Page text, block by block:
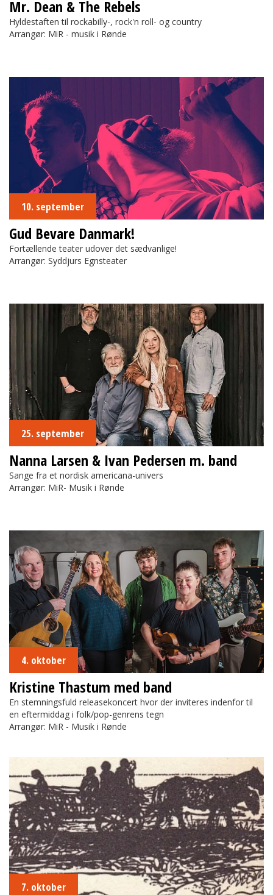
Mr. Dean & The Rebels
Hyldestaften til rockabilly-, rock'n roll- og country
Arrangør: MiR - musik i Rønde
10. september
Gud Bevare Danmark!
Fortællende teater udover det sædvanlige!
Arrangør: Syddjurs Egnsteater
Nanna Larsen & Ivan Pedersen m. band
25. september
Nanna Larsen & Ivan Pedersen m. band
Sange fra et nordisk americana-univers
Arrangør: MiR- Musik i Rønde
4. oktober
Kristine Thastum med band
En stemningsfuld releasekoncert hvor der inviteres indenfor til
en eftermiddag i folk/pop-genrens tegn
Arrangør: MiR - Musik i Rønde
Jørgen Arenfeldt – herremand og heksejæger
7. oktober